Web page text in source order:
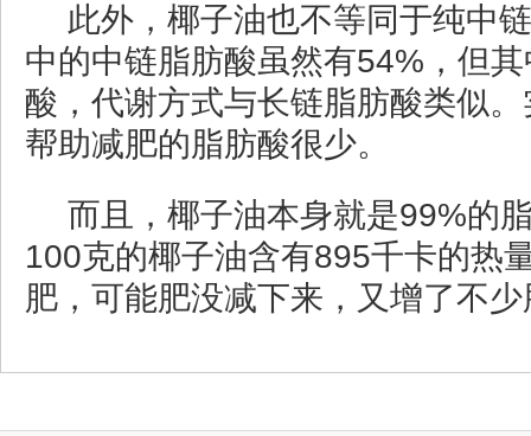
此外，椰子油也不等同于纯中
中的中链脂肪酸虽然有54%，但
酸，代谢方式与长链脂肪酸类似
帮助减肥的脂肪酸很少。
而且，椰子油本身就是99%的
100克的椰子油含有895千卡的热
肥，可能肥没减下来，又增了不